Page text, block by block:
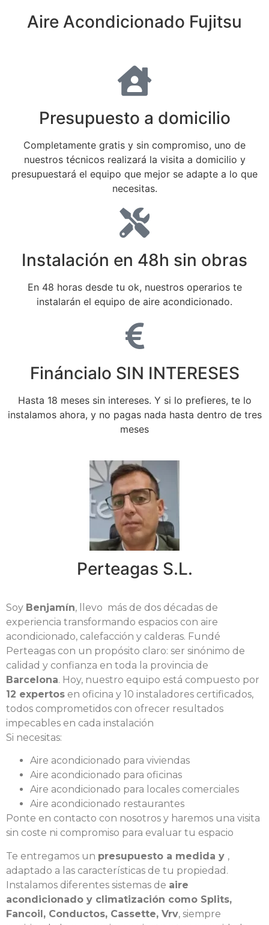
Aire Acondicionado Fujitsu
Presupuesto a domicilio
Completamente gratis y sin compromiso, uno de
nuestros técnicos realizará la visita a domicilio y
presupuestará el equipo que mejor se adapte a lo que
necesitas.
Instalación en 48h sin obras
En 48 horas desde tu ok, nuestros operarios te
instalarán el equipo de aire acondicionado.
Fináncialo SIN INTERESES
Hasta 18 meses sin intereses. Y si lo prefieres, te lo
instalamos ahora, y no pagas nada hasta dentro de tres
meses
Perteagas S.L.
Soy Benjamín, llevo más de dos décadas de
experiencia transformando espacios con aire
acondicionado, calefacción y calderas. Fundé
Perteagas con un propósito claro: ser sinónimo de
calidad y confianza en toda la provincia de
Barcelona. Hoy, nuestro equipo está compuesto por
12 expertos en oficina y 10 instaladores certificados,
todos comprometidos con ofrecer resultados
impecables en cada instalación
Si necesitas:
Aire acondicionado para viviendas
Aire acondicionado para oficinas
Aire acondicionado para locales comerciales
Aire acondicionado restaurantes
Ponte en contacto con nosotros y haremos una visita
sin coste ni compromiso para evaluar tu espacio
Te entregamos un presupuesto a medida y ,
adaptado a las características de tu propiedad.
Instalamos diferentes sistemas de aire
acondicionado y climatización como Splits,
Fancoil, Conductos, Cassette, Vrv, siempre